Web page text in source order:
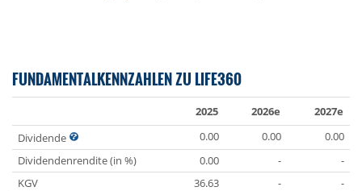
FUNDAMENTALKENNZAHLEN ZU LIFE360
2025 2026e
2027e
Dividende
0.00 0.00
0.00
Dividendenrendite (in %)
0.00 -
-
KGV
36.63 -
-